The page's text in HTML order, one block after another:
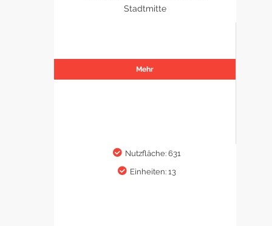
Stadtmitte
Mehr
Nutzfläche: 631
Einheiten: 13